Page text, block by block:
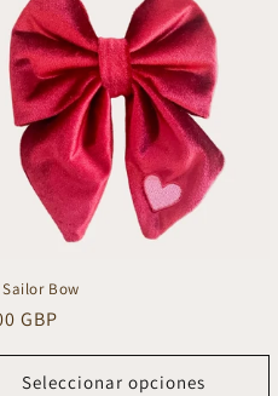
Sailor Bow
GBP
Seleccionar opciones